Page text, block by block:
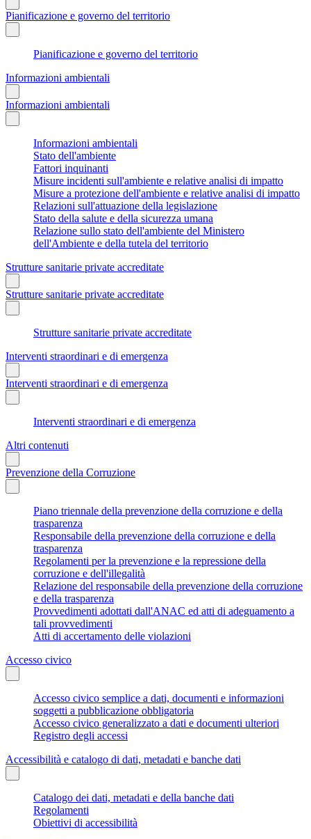
Pianificazione e governo del territorio
Pianificazione e governo del territorio
Informazioni ambientali
Informazioni ambientali
Informazioni ambientali
Stato dell'ambiente
Fattori inquinanti
Misure incidenti sull'ambiente e relative analisi di impatto
Misure a protezione dell'ambiente e relative analisi di impatto
Relazioni sull'attuazione della legislazione
Stato della salute e della sicurezza umana
Relazione sullo stato dell'ambiente del Ministero
dell'Ambiente e della tutela del territorio
Strutture sanitarie private accreditate
Strutture sanitarie private accreditate
Strutture sanitarie private accreditate
Interventi straordinari e di emergenza
Interventi straordinari e di emergenza
Interventi straordinari e di emergenza
Altri contenuti
Prevenzione della Corruzione
Piano triennale della prevenzione della corruzione e della
trasparenza
Responsabile della prevenzione della corruzione e della
trasparenza
Regolamenti per la prevenzione e la repressione della
corruzione e dell'illegalità
Relazione del responsabile della prevenzione della corruzione
e della trasparenza
Provvedimenti adottati dall'ANAC ed atti di adeguamento a
tali provvedimenti
Atti di accertamento delle violazioni
Accesso civico
Accesso civico semplice a dati, documenti e informazioni
soggetti a pubblicazione obbligatoria
Accesso civico generalizzato a dati e documenti ulteriori
Registro degli accessi
Accessibilità e catalogo di dati, metadati e banche dati
Catalogo dei dati, metadati e della banche dati
Regolamenti
Obiettivi di accessibilità